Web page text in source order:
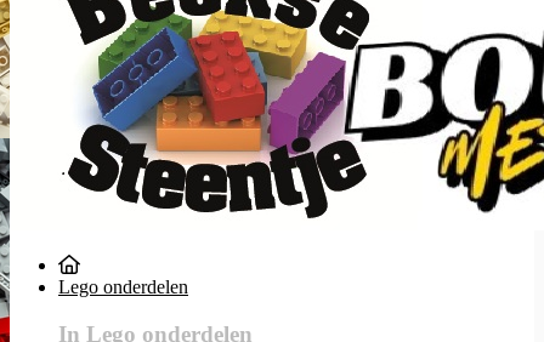
Lego onderdelen
In Lego onderdelen